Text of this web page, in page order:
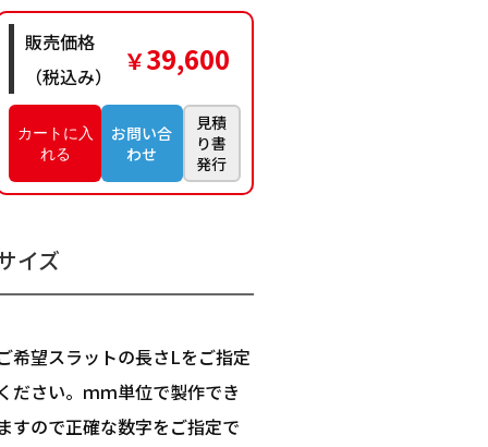
販売価格
（税込み）
￥39,600
お問い合
わせ
見積
り書
発行
イズ
希望スラットの長さLをご指定
ださい。ｍｍ単位で製作でき
すので正確な数字をご指定で